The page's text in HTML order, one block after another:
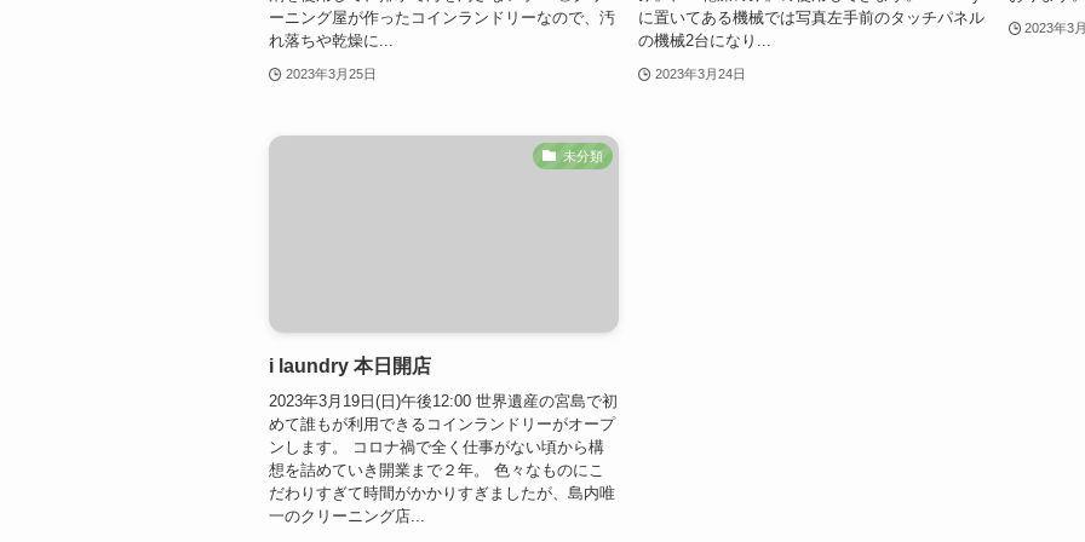
ーニング屋が作ったコインランドリーなので、汚
れ落ちや乾燥に...
2023年3月25日
に置いてある機械では写真左手前のタッチパネル
の機械2台になり...
2023年3月24日
2023年3
未分類
i laundry 本日開店
2023年3月19日(日)午後12:00 世界遺産の宮島で初
めて誰もが利用できるコインランドリーがオープ
ンします。 コロナ禍で全く仕事がない頃から構
想を詰めていき開業まで２年。 色々なものにこ
だわりすぎて時間がかかりすぎましたが、島内唯
一のクリーニング店...